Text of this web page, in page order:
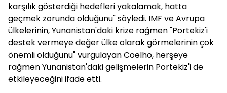
karşılık gösterdiği hedefleri yakalamak, hatta
geçmek zorunda olduğunu" söyledi. IMF ve Avrupa
ülkelerinin, Yunanistan'daki krize rağmen "Portekiz'i
destek vermeye değer ülke olarak görmelerinin çok
önemli olduğunu" vurgulayan Coelho, herşeye
rağmen Yunanistan'daki gelişmelerin Portekiz'i de
etkileyeceğini ifade etti.